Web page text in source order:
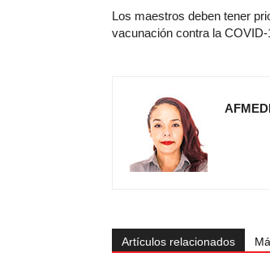
Los maestros deben tener
vacunación contra la
Artículos relacionados